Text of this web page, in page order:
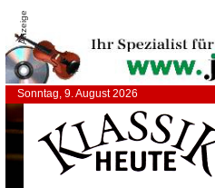
Anzeige
Sonntag, 9. August 2026